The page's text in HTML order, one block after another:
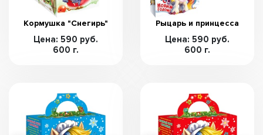
Кормушка "Снегирь"
Цена: 590 руб.
600 г.
Рыцарь и принцесса
Цена: 590 руб.
600 г.